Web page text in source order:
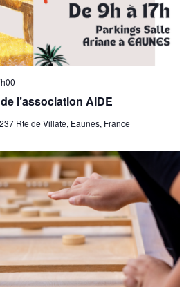
l’association AIDE
Rte de Villate, Eaunes, France